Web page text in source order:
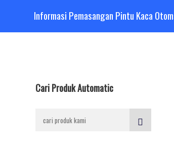
Informasi Pemasangan Pintu Kaca
Cari Produk Automatic